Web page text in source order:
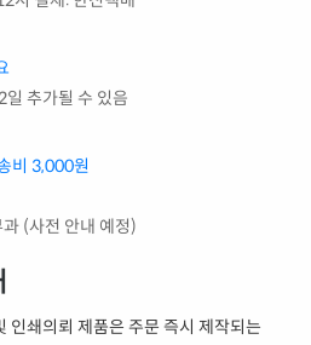
추가될 수 있음
비 3,000원
(사전 안내 예정)
인쇄의뢰 제품은 주문 즉시 제작되는